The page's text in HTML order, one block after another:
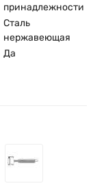
принадлежности
Сталь
нержавеющая
Да